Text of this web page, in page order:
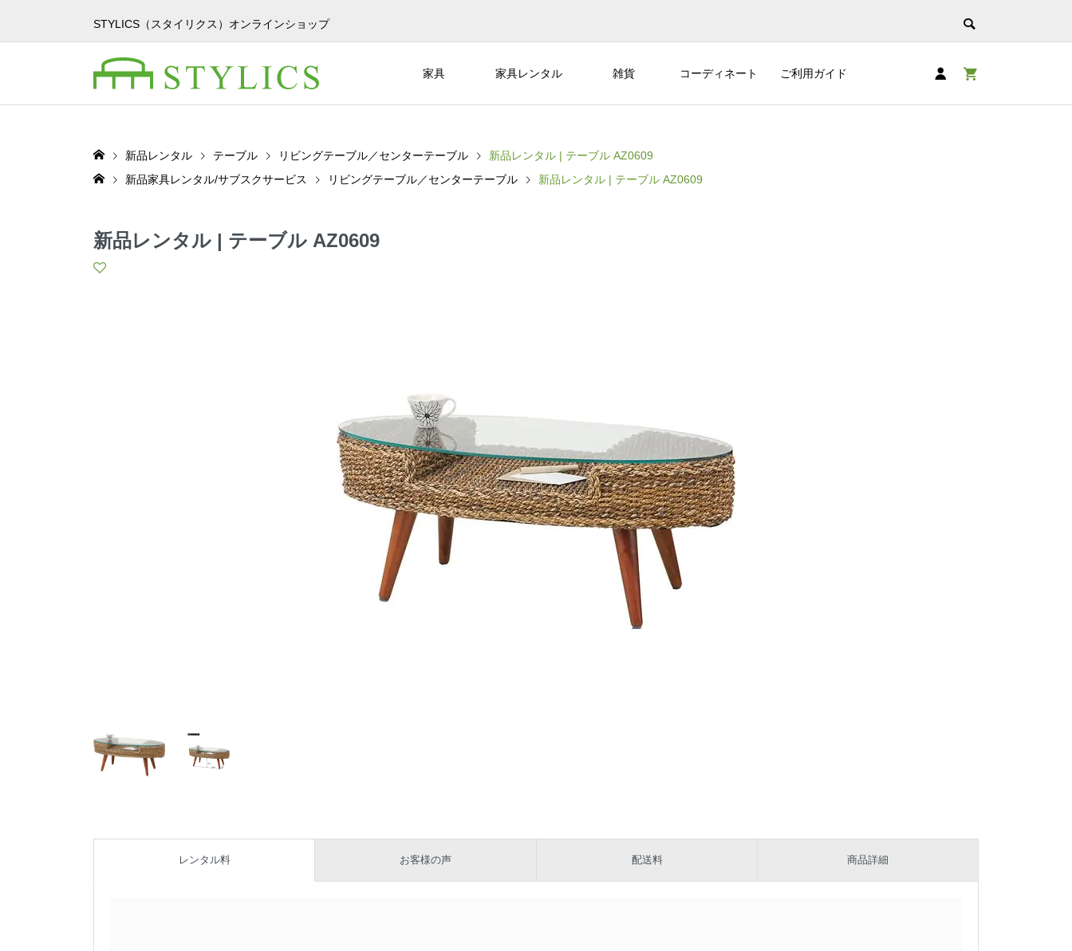
STYLICS（スタイリクス）オンラインショップ
家具 家具レンタル 雑貨 コーディネート ご利用ガイド
新品レンタル テーブル リビングテーブル／センターテーブル
新品レンタル | テーブル AZ0609
新品家具レンタル/サブスクサービス
リビングテーブル／センターテーブル 新品レンタル | テーブル AZ0609
新品レンタル | テーブル AZ0609
レンタル料 お客様の声 配送料 商品詳細